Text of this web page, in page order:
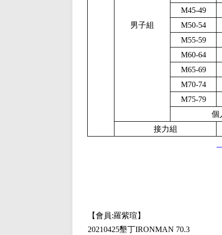
男子組
M45-49
M50-54
M55-59
M60-64
M65-69
M70-74
M75-79
個
接力組
【會員:羅紫瑄】
20210425墾丁IRONMAN 70.3